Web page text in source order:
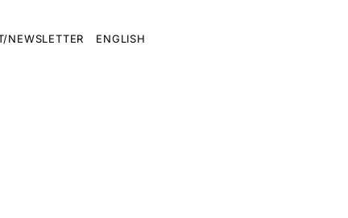
NEWSLETTER ENGLISH